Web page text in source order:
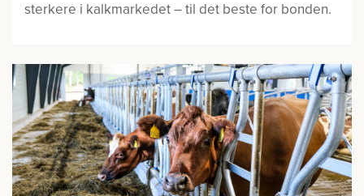
sterkere i kalkmarkedet – til det beste for bonden.